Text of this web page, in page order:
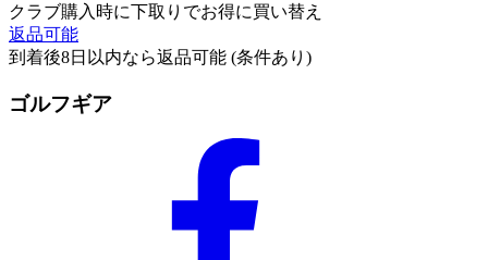
クラブ購入時に下取りでお得に買い替え
返品可能
到着後8日以内なら返品可能 (条件あり)
ゴルフギア